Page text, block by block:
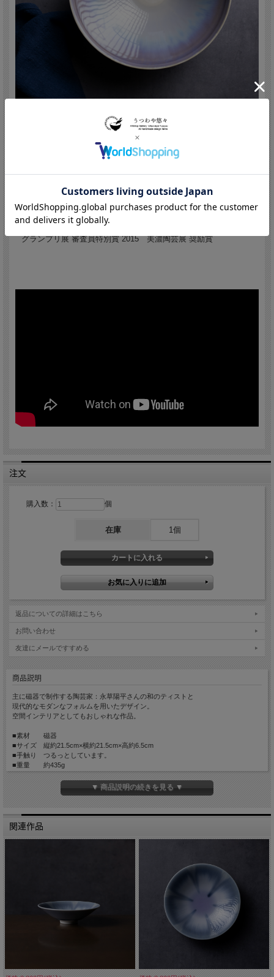
永草陽平/Yohei Nagakusa (Japan,Aichi
1986 - )
1986 愛知県春日井市生まれ 2013 多治見市陶磁器意匠研究所
修了 2014 多治見市陶磁器意匠研究所セラミックス・ラボ 修了
美濃陶芸展 審査員特別賞 日本伝統工芸展 入選 めし碗
グランプリ展 審査員特別賞 2015 美濃陶芸展 奨励賞
注文
購入数： 個
在庫 1個
返品についての詳細はこちら
お問い合わせ
友達にメールですすめる
商品説明
主に磁器で制作する陶芸家：永草陽平さんの和のティストと
現代的なモダンなフォルムを用いたデザイン。
空間インテリアとしてもおしゃれな作品。
■素材 磁器
■サイズ 縦約21.5cm×横約21.5cm×高約6.5cm
■手触り つるっとしています。
■重量 約435g
■生産国 Made in Japan
▼ 商品説明の続きを見る ▼
関連作品